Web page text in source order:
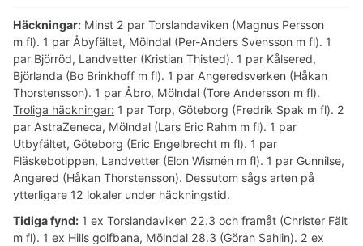
Häckningar: Minst 2 par Torslandaviken (Magnus Persson
m fl). 1 par Åbyfältet, Mölndal (Per-Anders Svensson m fl). 1
par Björröd, Landvetter (Kristian Thisted). 1 par Kålsered,
Björlanda (Bo Brinkhoff m fl). 1 par Angeredsverken (Håkan
Thorstensson). 1 par Åbro, Mölndal (Tore Andersson m fl).
Troliga häckningar: 1 par Torp, Göteborg (Fredrik Spak m fl). 2
par AstraZeneca, Mölndal (Lars Eric Rahm m fl). 1 par
Utbyfältet, Göteborg (Eric Engelbrecht m fl). 1 par
Fläskebotippen, Landvetter (Elon Wismén m fl). 1 par Gunnilse,
Angered (Håkan Thorstensson). Dessutom sågs arten på
ytterligare 12 lokaler under häckningstid.
Tidiga fynd: 1 ex Torslandaviken 22.3 och framåt (Christer Fält
m fl). 1 ex Hills golfbana, Mölndal 28.3 (Göran Sahlin). 2 ex